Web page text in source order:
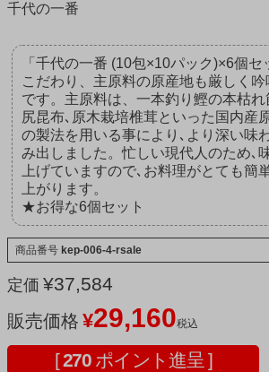
千代の一番
「千代の一番 (10包×10パック)×6個
こだわり、主原料の原産地も厳しく
です。主原料は、一本釣り鰹の本枯れ
尻昆布､原木栽培椎茸といった国内産
の製法を用いる事により､より深い味
み出しました。忙しい現代人のため､
上げていますので､お料理がとても簡
上がります。
★お得な6個セット
商品番号 kep-006-4-rsale
定価 ¥37,584
販売価格 ¥29,160税込
[ 270 ポイント進呈 ]